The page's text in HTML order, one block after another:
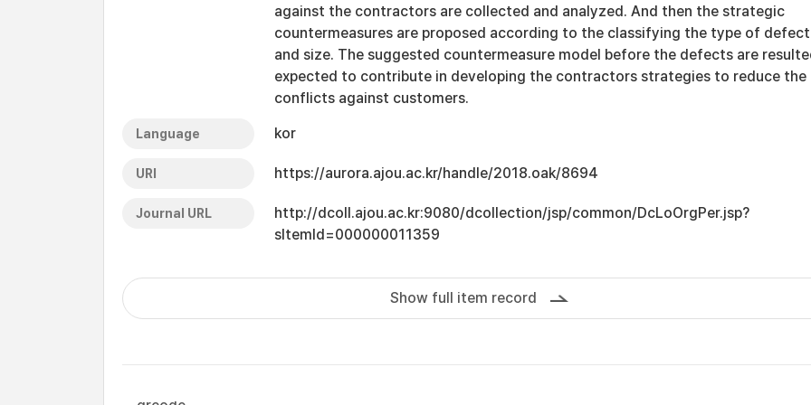
against the contractors are collected and analyzed. And then the strategic
countermeasures are proposed according to the classifying the type of defect
and size. The suggested countermeasure model before the defects are
expected to contribute in developing the contractors strategies to reduce the
conflicts against customers.
Language kor
URI https://aurora.ajou.ac.kr/handle/2018.oak/8694
Journal URL
http://dcoll.ajou.ac.kr:9080/dcollection/jsp/common/DcLoOrgPer.jsp?
sItemId=000000011359
Show full item record